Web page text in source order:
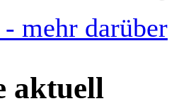
mehr darüber
aktuell